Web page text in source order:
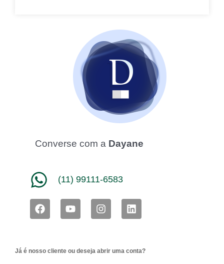
Converse com a Dayane
(11) 99111-6583
F
a
o
Y
o
b
I
n
g
L
i
d
Já é nosso cliente ou deseja abrir uma conta?